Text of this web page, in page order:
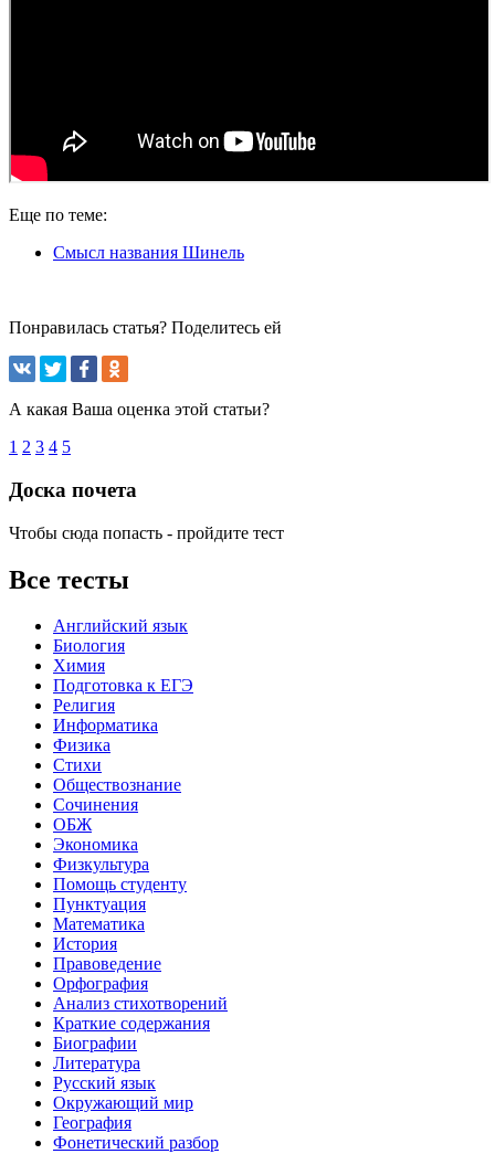
Еще по теме:
Смысл названия Шинель
Понравилась статья? Поделитесь ей
А какая Ваша оценка этой статьи?
1 2 3 4 5
Доска почета
Чтобы сюда попасть - пройдите тест
Все тесты
Английский язык
Биология
Химия
Подготовка к ЕГЭ
Религия
Информатика
Физика
Стихи
Обществознание
Сочинения
ОБЖ
Экономика
Физкультура
Помощь студенту
Пунктуация
Математика
История
Правоведение
Орфография
Анализ стихотворений
Краткие содержания
Биографии
Литература
Русский язык
Окружающий мир
География
Фонетический разбор